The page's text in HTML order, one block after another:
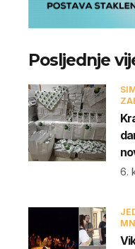
Posljednje
6.